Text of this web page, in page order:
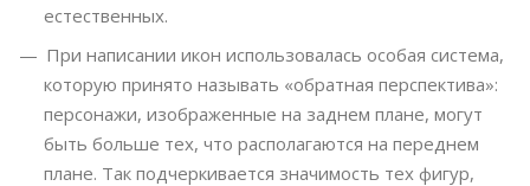
естественных.
При написании икон использовалась особая система,
которую принято называть «обратная перспектива»:
персонажи, изображенные на заднем плане, могут
быть больше тех, что располагаются на переднем
плане. Так подчеркивается значимость тех фигур,